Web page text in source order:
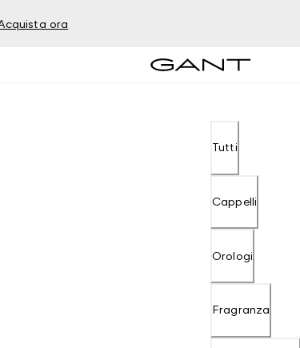
ora
Tutti
Cappelli
Orologi
Fragranza